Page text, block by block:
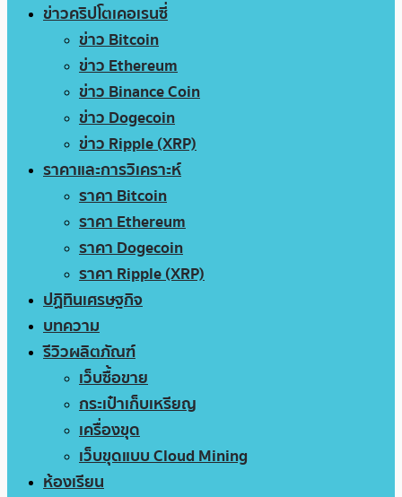
ข่าวคริปโตเคอเรนซี่
ข่าว Bitcoin
ข่าว Ethereum
ข่าว Binance Coin
ข่าว Dogecoin
ข่าว Ripple (XRP)
ราคาและการวิเคราะห์
ราคา Bitcoin
ราคา Ethereum
ราคา Dogecoin
ราคา Ripple (XRP)
ปฏิทินเศรษฐกิจ
บทความ
รีวิวผลิตภัณฑ์
เว็บซื้อขาย
กระเป๋าเก็บเหรียญ
เครื่องขุด
เว็บขุดแบบ Cloud Mining
ห้องเรียน